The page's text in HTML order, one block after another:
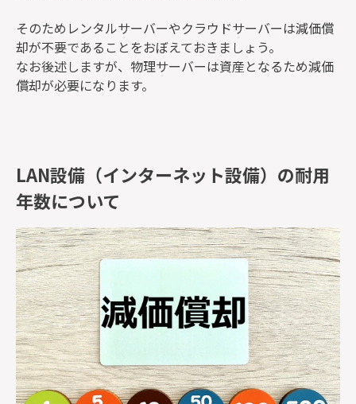
そのためレンタルサーバーやクラウドサーバーは減価償
却が不要であることをおぼえておきましょう。
なお後述しますが、物理サーバーは資産となるため減価
償却が必要になります。
LAN設備（インターネット設備）の耐用
年数について